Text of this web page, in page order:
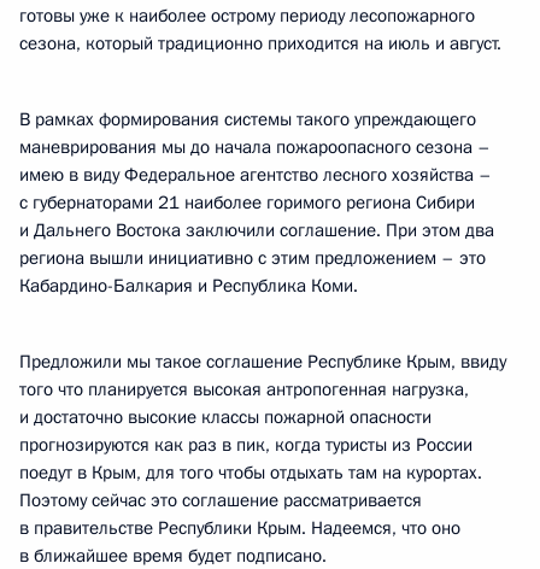
готовы уже к наиболее острому периоду лесопожарного
сезона, который традиционно приходится на июль и август.
В рамках формирования системы такого упреждающего
маневрирования мы до начала пожароопасного сезона –
имею в виду Федеральное агентство лесного хозяйства –
с губернаторами 21 наиболее горимого региона Сибири
и Дальнего Востока заключили соглашение. При этом два
региона вышли инициативно с этим предложением – это
Кабардино-Балкария и Республика Коми.
Предложили мы такое соглашение Республике Крым, ввиду
того что планируется высокая антропогенная нагрузка,
и достаточно высокие классы пожарной опасности
прогнозируются как раз в пик, когда туристы из России
поедут в Крым, для того чтобы отдыхать там на курортах.
Поэтому сейчас это соглашение рассматривается
в правительстве Республики Крым. Надеемся, что оно
в ближайшее время будет подписано.